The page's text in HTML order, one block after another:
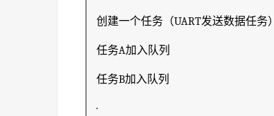
创建一个任务（UART发送数据任务）
任务A加入队列
任务B加入队列
·